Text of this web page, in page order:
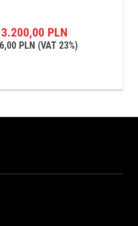
PLN
PLN (VAT 23%)